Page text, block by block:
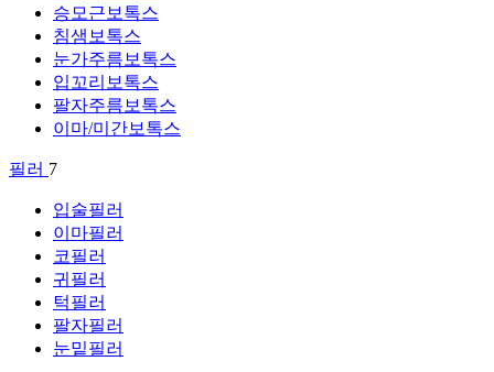
승모근보톡스
침샘보톡스
눈가주름보톡스
입꼬리보톡스
팔자주름보톡스
이마/미간보톡스
필러 7
입술필러
이마필러
코필러
귀필러
턱필러
팔자필러
눈밑필러